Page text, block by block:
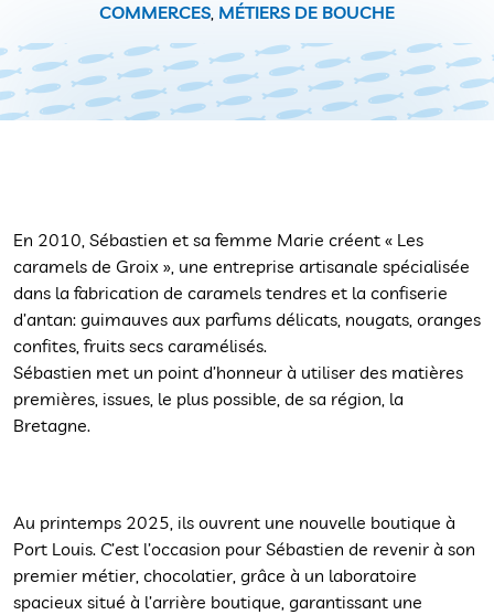
COMMERCES, MÉTIERS DE BOUCHE
En 2010, Sébastien et sa femme Marie créent « Les
caramels de Groix », une entreprise artisanale spécialisée
dans la fabrication de caramels tendres et la confiserie
d’antan: guimauves aux parfums délicats, nougats, oranges
confites, fruits secs caramélisés.
Sébastien met un point d’honneur à utiliser des matières
premières, issues, le plus possible, de sa région, la
Bretagne.
Au printemps 2025, ils ouvrent une nouvelle boutique à
Port Louis. C’est l’occasion pour Sébastien de revenir à son
premier métier, chocolatier, grâce à un laboratoire
spacieux situé à l’arrière boutique, garantissant une